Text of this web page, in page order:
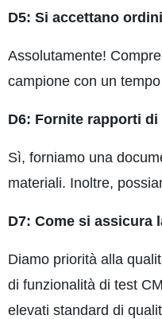
D5: Si accettano
Assolutamente!
campione con un
D6: Fornite rapporti
Sì, forniamo una
materiali. Inoltre,
D7: Come si assicura
Diamo priorità alla
di funzionalità di test
elevati standard di